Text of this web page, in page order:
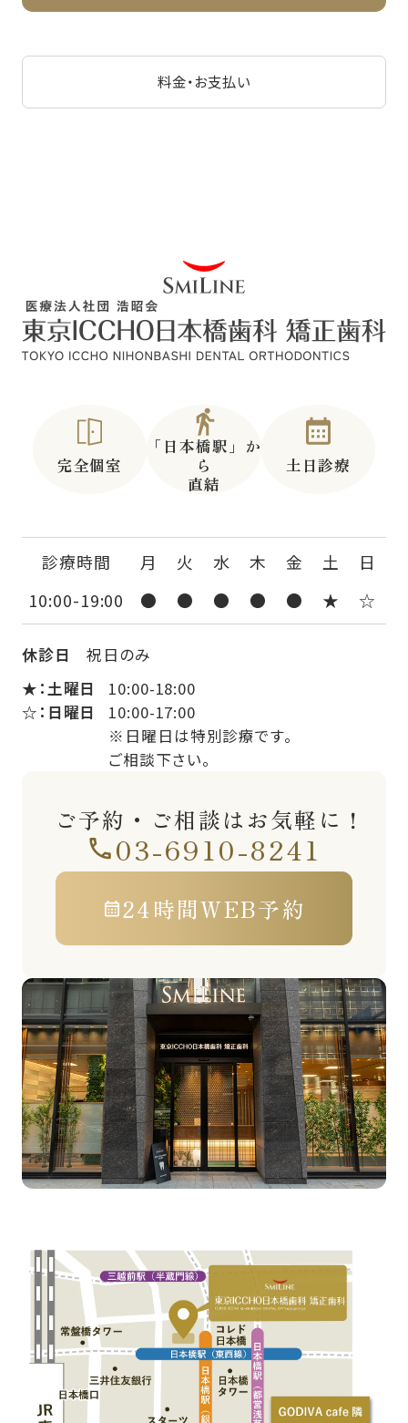
料金・お支払い
完全個室
「日本橋駅」か
ら
直結
土日診療
診療時間 月 火 水 木 金 土
日
10:00-19:00
● ● ● ● ● ★ ☆
休診日
祝日のみ
★：土曜日
10:00-18:00
☆：日曜日
10:00-17:00
※日曜日は特別診療です。
ご相談下さい。
ご予約・ご相談はお気軽に！
03-6910-8241
24時間WEB予約